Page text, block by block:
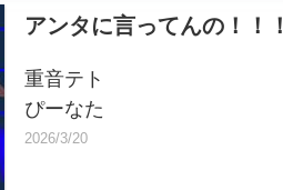
アンタに言ってんの！！！
重音テト
ぴーなた
2026/3/20